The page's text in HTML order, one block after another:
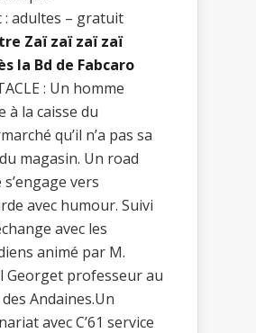
: adultes – gratuit
Zaï zaï zaï zaï
la Bd de Fabcaro
: Un homme
à la caisse du
qu’il n’a pas sa
magasin. Un road
s’engage vers
avec humour. Suivi
avec les
animé par M.
Georget professeur au
des Andaines.Un
avec C’61 service